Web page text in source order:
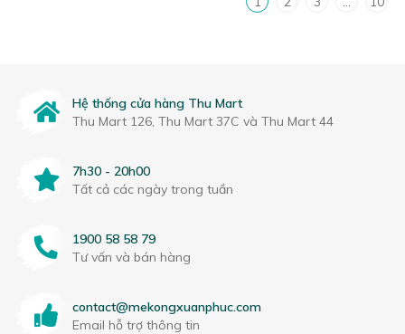
Hệ thống cửa hàng Thu Mart
Thu Mart 126, Thu Mart 37C và Thu Mart 44
7h30 - 20h00
Tất cả các ngày trong tuần
1900 58 58 79
Tư vấn và bán hàng
contact@mekongxuanphuc.com
Email hỗ trợ thông tin